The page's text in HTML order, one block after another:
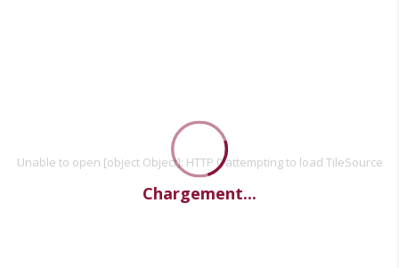
Unable to open [object Object]: HTTP 0 attempting to load TileSource
Chargement...